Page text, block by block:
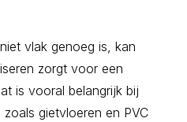
vlak genoeg is, kan
zorgt voor een
is vooral belangrijk bij
gietvloeren en PVC